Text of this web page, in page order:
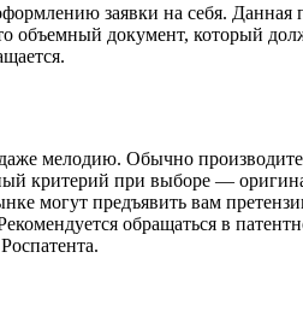
заявки на себя. Данная
объемный документ, который
даже мелодию. Обычно
критерий при выборе —
могут предъявить вам
обращаться в